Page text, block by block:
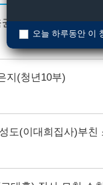
사 소천
지(청년10부)
도(이대희집사)부친
오늘 하루동안 이